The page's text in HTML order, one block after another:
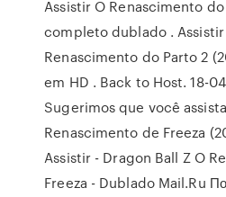
Assistir O Renascimento do
completo dublado .
Renascimento do Parto 2
em HD . Back to Host. 18-
Sugerimos que você
Renascimento de Freeza
Assistir - Dragon Ball Z O
Freeza - Dublado Mail.Ru